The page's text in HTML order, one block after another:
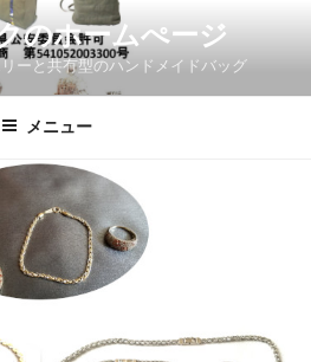
のホームぺージ
ーと共有型のハンドメイドバッグ
メニュー